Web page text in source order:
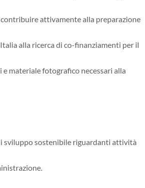
attivamente alla preparazione
alla ricerca di co-finanziamenti per il
materiale fotografico necessari alla
sviluppo sostenibile riguardanti attività